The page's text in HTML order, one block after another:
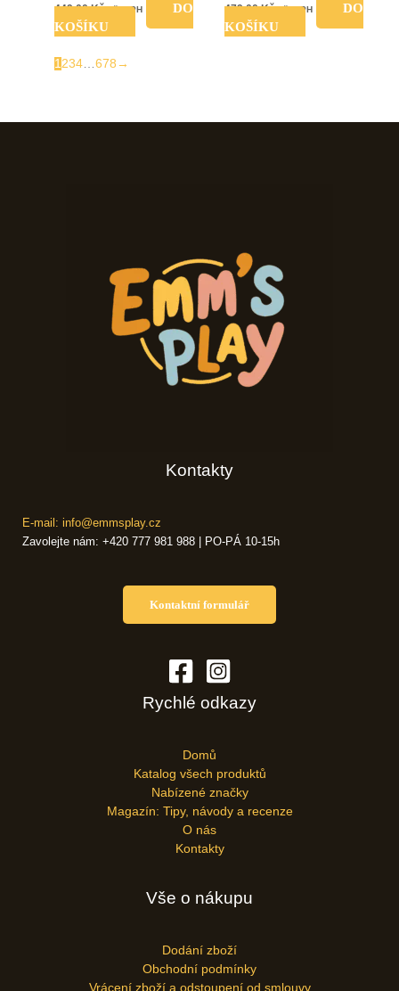
449,00Kč vč. DPH
DO
KOŠÍKU
479,00Kč vč. DPH
DO
KOŠÍKU
1234…678 →
Kontakty
E-mail: info@emmsplay.cz
Zavolejte nám: +420 777 981 988 | PO-PÁ 10-15h
Kontaktní formulář
Rychlé odkazy
Domů
Katalog všech produktů
Nabízené značky
Magazín: Tipy, návody a recenze
O nás
Kontakty
Vše o nákupu
Dodání zboží
Obchodní podmínky
Vrácení zboží a odstoupení od smlouvy